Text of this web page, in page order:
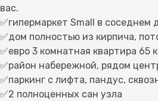
вас.
✅гипермаркет Small в соседнем
✅дом полностью из кирпича,
✅евро 3 комнатная квартира 65
✅район набережной, рядом
✅паркинг с лифта, пандус,
✅2 полноценных сан узла